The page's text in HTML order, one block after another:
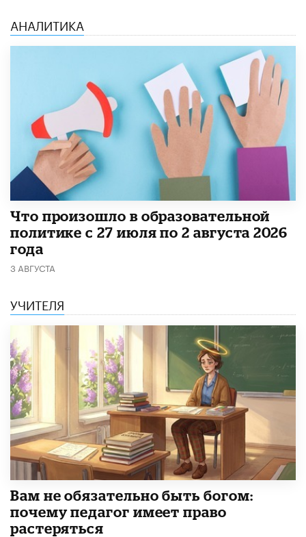
АНАЛИТИКА
​Что произошло в образовательной
политике с 27 июля по 2 августа 2026
года
3 АВГУСТА
УЧИТЕЛЯ
​Вам не обязательно быть богом:
почему педагог имеет право
растеряться